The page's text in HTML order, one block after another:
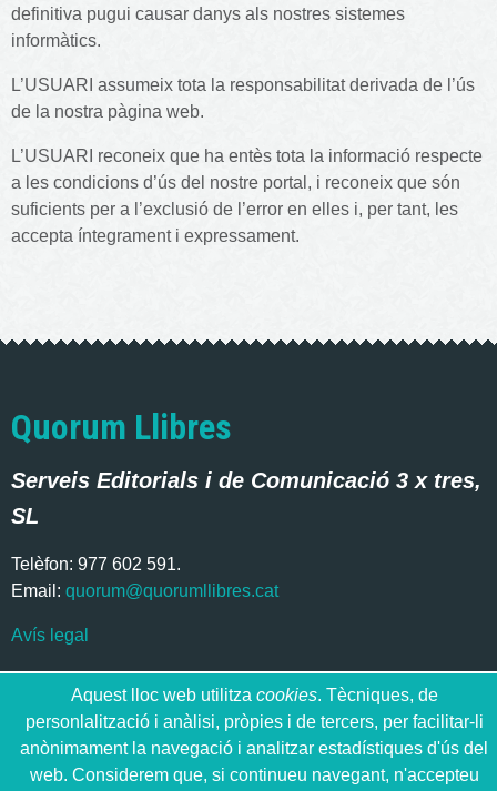
definitiva pugui causar danys als nostres sistemes
informàtics.
L’USUARI assumeix tota la responsabilitat derivada de l’ús
de la nostra pàgina web.
L’USUARI reconeix que ha entès tota la informació respecte
a les condicions d’ús del nostre portal, i reconeix que són
suficients per a l’exclusió de l’error en elles i, per tant, les
accepta íntegrament i expressament.
Quorum Llibres
Serveis Editorials i de Comunicació 3 x tres,
SL
Telèfon: 977 602 591.
Email: quorum@quorumllibres.cat
Avís legal
Aquest lloc web utilitza cookies. Tècniques, de
personlalització i anàlisi, pròpies i de tercers, per facilitar-li
anònimament la navegació i analitzar estadístiques d'ús del
web. Considerem que, si continueu navegant, n'accepteu